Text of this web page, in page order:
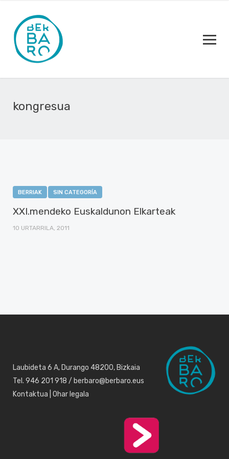
kongresua
BERRIAK SIN CATEGORÍA
XXI.mendeko Euskaldunon Elkarteak
10 URTARRILA, 2011
Laubideta 6 A, Durango 48200, Bizkaia
Tel. 946 201 918 / berbaro@berbaro.eus
Kontaktua Ohar legala